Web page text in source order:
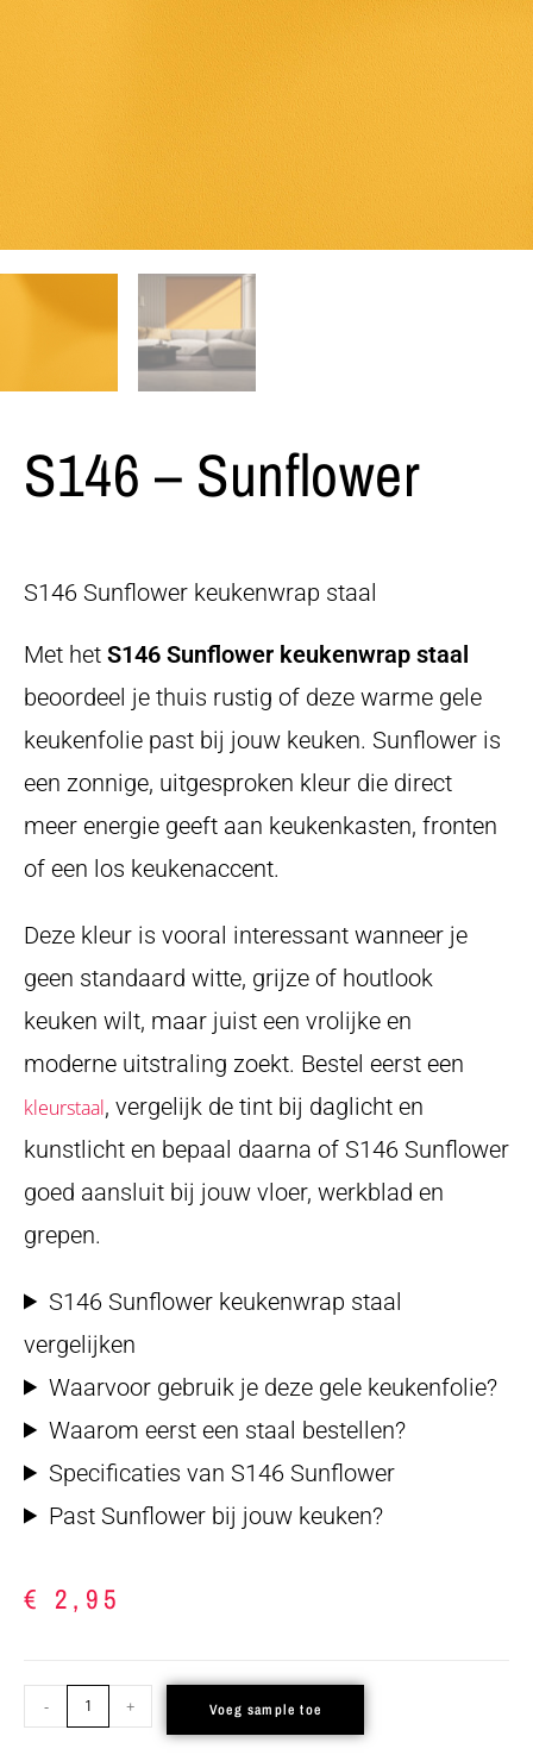
S146 – Sunflower
S146 Sunflower keukenwrap staal
Met het S146 Sunflower keukenwrap staal
beoordeel je thuis rustig of deze warme gele
keukenfolie past bij jouw keuken. Sunflower is
een zonnige, uitgesproken kleur die direct
meer energie geeft aan keukenkasten, fronten
of een los keukenaccent.
Deze kleur is vooral interessant wanneer je
geen standaard witte, grijze of houtlook
keuken wilt, maar juist een vrolijke en
moderne uitstraling zoekt. Bestel eerst een
kleurstaal, vergelijk de tint bij daglicht en
kunstlicht en bepaal daarna of S146 Sunflower
goed aansluit bij jouw vloer, werkblad en
grepen.
S146 Sunflower keukenwrap staal
vergelijken
Waarvoor gebruik je deze gele keukenfolie?
Waarom eerst een staal bestellen?
Specificaties van S146 Sunflower
Past Sunflower bij jouw keuken?
€ 2,95
- + Voeg sample toe